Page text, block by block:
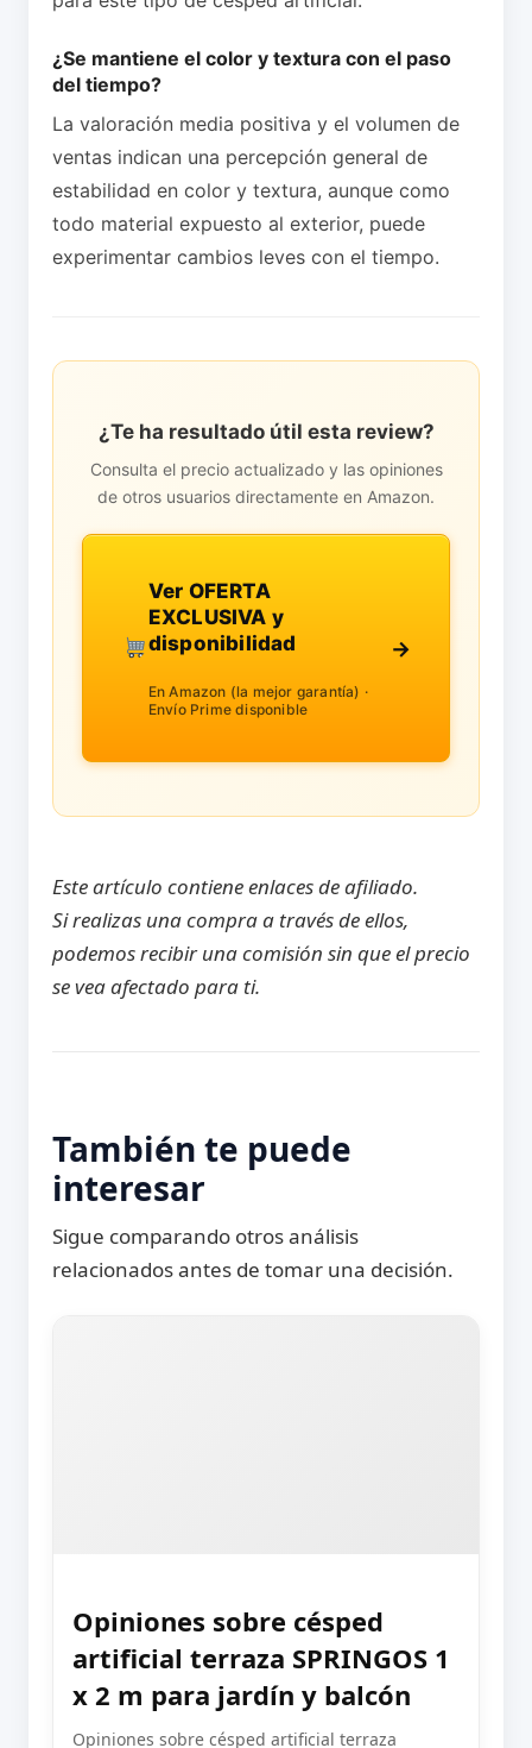
¿Se mantiene el color y textura con el paso
del tiempo?
La valoración media positiva y el volumen de
ventas indican una percepción general de
estabilidad en color y textura, aunque como
todo material expuesto al exterior, puede
experimentar cambios leves con el tiempo.
¿Te ha resultado útil esta review?
Consulta el precio actualizado y las opiniones
de otros usuarios directamente en Amazon.
Ver OFERTA
EXCLUSIVA y
disponibilidad
En Amazon (la mejor garantía) ·
Envío Prime disponible
→
Este artículo contiene enlaces de afiliado.
Si realizas una compra a través de ellos,
podemos recibir una comisión sin que el precio
se vea afectado para ti.
También te puede
interesar
Sigue comparando otros análisis
relacionados antes de tomar una decisión.
Opiniones sobre césped
artificial terraza SPRINGOS 1
x 2 m para jardín y balcón
Opiniones sobre césped artificial terraza